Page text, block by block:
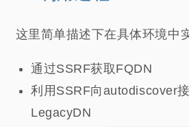
这里简单描述下在具体环境中
通过SSRF获取FQDN
利用SSRF向autodiscover
LegacyDN